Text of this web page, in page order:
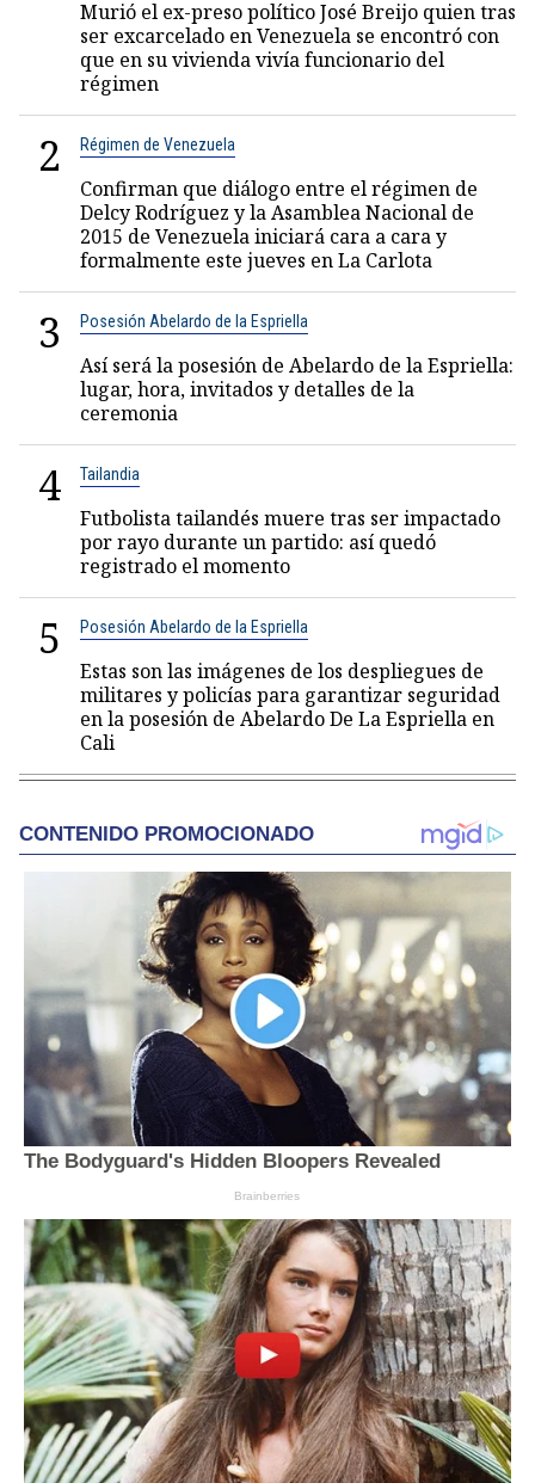
Murió el ex-preso político José Breijo quien tras
ser excarcelado en Venezuela se encontró con
que en su vivienda vivía funcionario del
régimen
2 Régimen de Venezuela
Confirman que diálogo entre el régimen de
Delcy Rodríguez y la Asamblea Nacional de
2015 de Venezuela iniciará cara a cara y
formalmente este jueves en La Carlota
3 Posesión Abelardo de la Espriella
Así será la posesión de Abelardo de la Espriella:
lugar, hora, invitados y detalles de la
ceremonia
4 Tailandia
Futbolista tailandés muere tras ser impactado
por rayo durante un partido: así quedó
registrado el momento
5 Posesión Abelardo de la Espriella
Estas son las imágenes de los despliegues de
militares y policías para garantizar seguridad
en la posesión de Abelardo De La Espriella en
Cali